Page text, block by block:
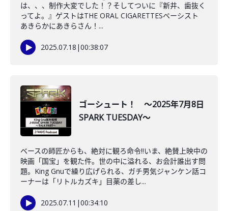
は、、、制作大変でした！？そしてついに『新井、歯抜く
ってよ。』ゲストはTHE ORAL CIGARETTESベーシスト
あきらかにあきらさん！...
2025.07.18 |00:38:07
ゴーシュート！ ～2025年7月8日
SPARK TUESDAY～
ベースの師匠からも、絶対に観ろ命令‼いま、絶賛上映中の
映画「国宝」を観た件。世の中に溢れる、お会計誰出す問
題。King Gnuで繰り広げられる、ガチ男気ジャンケン話コ
ーナーは「リトルカズキ」目薬の差し...
2025.07.11 |00:34:10